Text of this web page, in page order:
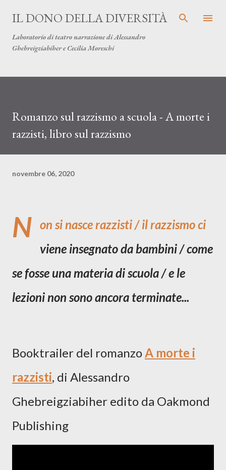
Passa ai contenuti principali
IL DONO DELLA DIVERSITÀ
Laboratorio di teatro narrazione di Alessandro
Ghebreigziabiher e Cecilia Moreschi
Romanzo sul razzismo a scuola - A morte i
razzisti, libro sul razzismo
novembre 06, 2020
N on si nasce razzisti / il razzismo ci
viene insegnato da bambini / come
se fosse una materia di scuola / e le
lezioni non sono ancora terminate...
Booktrailer del romanzoA morte i
razzisti, di Alessandro
Ghebreigziabiher edito da Oakmond
Publishing